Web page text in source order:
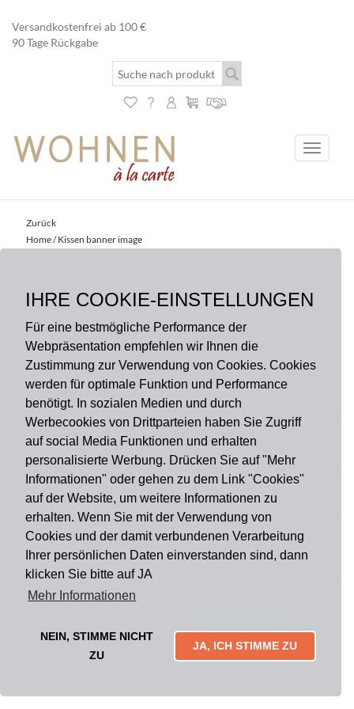
IHRE COOKIE-EINSTELLUNGEN
Für eine bestmögliche Performance der
Webpräsentation empfehlen wir Ihnen die
Zustimmung zur Verwendung von Cookies. Cookies
werden für optimale Funktion und Performance
benötigt. In sozialen Medien und durch
Werbecookies von Drittparteien haben Sie Zugriff
auf social Media Funktionen und erhalten
personalisierte Werbung. Drücken Sie auf "Mehr
Informationen" oder gehen zu dem Link "Cookies"
auf der Website, um weitere Informationen zu
erhalten. Wenn Sie mit der Verwendung von
Cookies und der damit verbundenen Verarbeitung
Ihrer persönlichen Daten einverstanden sind, dann
klicken Sie bitte auf JA
Mehr Informationen
NEIN, STIMME NICHT
ZU
JA, ICH STIMME ZU
Versandkostenfrei ab 100 €
90 Tage Rückgabe
Toggle
Zurück
Home/ Kissen banner image
Kissen banner image
July 7, 2018
Zahlungsart
Versandart
Du findest uns auch auf
Informationen
Impressum Widerruf
Mytailor croodles